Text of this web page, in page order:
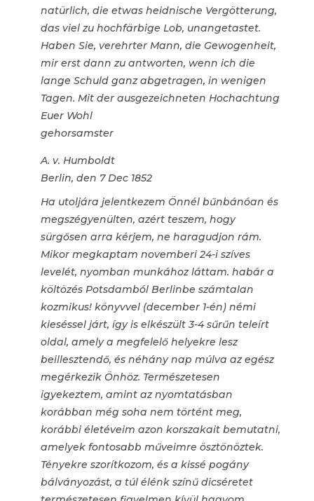
natürlich, die etwas heidnische Vergötterung,
das viel zu hochfärbige Lob, unangetastet.
Haben Sie, verehrter Mann, die Gewogenheit,
mir erst dann zu antworten, wenn ich die
lange Schuld ganz abgetragen, in wenigen
Tagen. Mit der ausgezeichneten Hochachtung
Euer Wohl
gehorsamster
A. v. Humboldt
Berlin, den 7 Dec 1852
Ha utoljára jelentkezem Önnél bűnbánóan és
megszégyenülten, azért teszem, hogy
sürgősen arra kérjem, ne haragudjon rám.
Mikor megkaptam novemberi 24-i szíves
levelét, nyomban munkához láttam. habár a
költözés Potsdamból Berlinbe számtalan
kozmikus! könyvvel (december 1-én) némi
kieséssel járt, így is elkészült 3-4 sűrűn teleírt
oldal, amely a megfelelő helyekre lesz
beillesztendő, és néhány nap múlva az egész
megérkezik Önhöz. Természetesen
igyekeztem, amint az nyomtatásban
korábban még soha nem történt meg,
korábbi életéveim azon korszakait bemutatni,
amelyek fontosabb műveimre ösztönöztek.
Tényekre szorítkozom, és a kissé pogány
bálványozást, a túl élénk színű dicséretet